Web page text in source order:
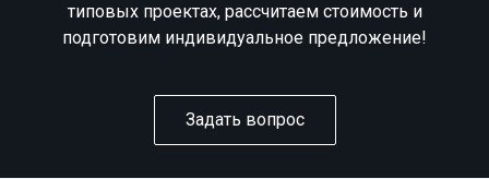
типовых проектах, рассчитаем стоимость и
подготовим индивидуальное предложение!
Задать вопрос